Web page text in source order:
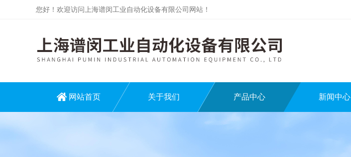
您好！欢迎访问上海谱闵工业自动化设备有限公司网站！
网站首页 关于我们 产品中心 新闻中心